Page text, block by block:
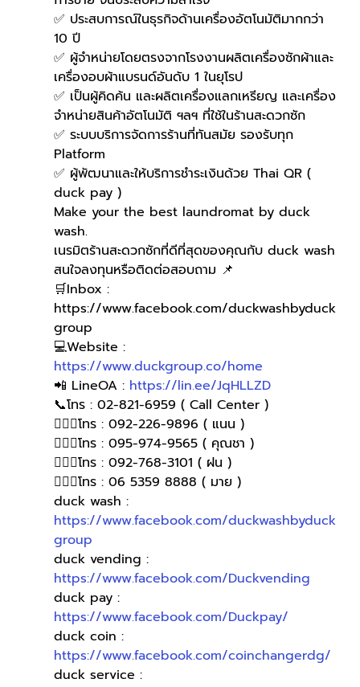
✅ ประสบการณ์ในธุรกิจด้านเครื่องอัตโนมัติมากกว่า
10 ปี
✅ ผู้จำหน่ายโดยตรงจากโรงงานผลิตเครื่องซักผ้าและ
เครื่องอบผ้าแบรนด์อันดับ 1 ในยุโรป
✅ เป็นผู้คิดค้น และผลิตเครื่องแลกเหรียญ และเครื่อง
จำหน่ายสินค้าอัตโนมัติ ฯลฯ ที่ใช้ในร้านสะดวกซัก
✅ ระบบบริการจัดการร้านที่ทันสมัย รองรับทุก
Platform
✅ ผู้พัฒนาและให้บริการชำระเงินด้วย Thai QR (
duck pay )
Make your the best laundromat by duck
wash.
เนรมิตร้านสะดวกซักที่ดีที่สุดของคุณกับ duck wash
สนใจลงทุนหรือติดต่อสอบถาม 📌
🛒Inbox :
https://www.facebook.com/duckwashbyduck
group
💻Website :
https://www.duckgroup.co/home
📲 LineOA : https://lin.ee/JqHLLZD
📞โทร : 02-821-6959 ( Call Center )
🙋🏻‍♀️โทร : 092-226-9896 ( แนน )
🙋🏻‍♀โทร : 095-974-9565 ( คุณชา )
🙋🏻‍♀โทร : 092-768-3101 ( ฝน )
🙋🏻‍♀️โทร : 06 5359 8888 ( มาย )
duck wash :
https://www.facebook.com/duckwashbyduck
group
duck vending :
https://www.facebook.com/Duckvending
duck pay :
https://www.facebook.com/Duckpay/
duck coin :
https://www.facebook.com/coinchangerdg/
duck service :